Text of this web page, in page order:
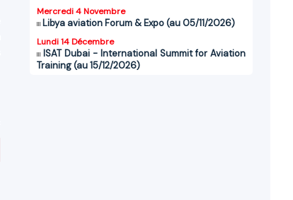
Mercredi 4 Novembre
Libya aviation Forum & Expo (au 05/11/2026)
Lundi 14 Décembre
ISAT Dubai - International Summit for Aviation
Training (au 15/12/2026)